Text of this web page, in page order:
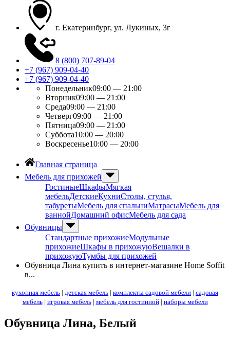
г. Екатеринбург, ул. Лукиных, 3г
8 (800) 707-89-04
+7 (967) 909-04-40
+7 (967) 909-04-40
Понедельник09:00 — 21:00
Вторник09:00 — 21:00
Среда09:00 — 21:00
Четверг09:00 — 21:00
Пятница09:00 — 21:00
Суббота10:00 — 20:00
Воскресенье10:00 — 20:00
Главная страница
Мебель для прихожей
ГостиныеШкафыМягкая
мебельДетскиеКухниСтолы, стулья,
табуретыМебель для спальниМатрасыМебель для
ваннойДомашний офисМебель для сада
Обувницы
Стандартные прихожиеМодульные
прихожиеШкафы в прихожуюВешалки в
прихожуюТумбы для прихожей
Обувница Лина купить в интернет-магазине Home Soffit
в...
кухонная мебель | детская мебель | комплекты садовой мебели | садовая
мебель| игровая мебель| мебель для гостинной| наборы мебели
Обувница Лина, Белый